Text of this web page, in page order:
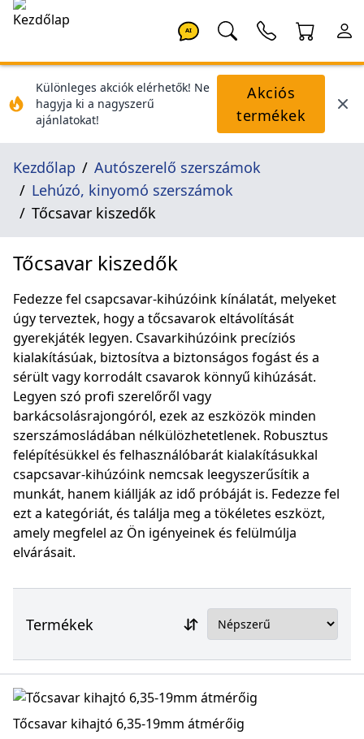
AI
Különleges akciók elérhetők! Ne
hagyja ki a nagyszerű
ajánlatokat!
Akciós
termékek
Kezdőlap
Autószerelő szerszámok
Lehúzó, kinyomó szerszámok
Tőcsavar kiszedők
Tőcsavar kiszedők
Fedezze fel csapcsavar-kihúzóink kínálatát, melyeket
úgy terveztek, hogy a tőcsavarok eltávolítását
gyerekjáték legyen. Csavarkihúzóink precíziós
kialakításúak, biztosítva a biztonságos fogást és a
sérült vagy korrodált csavarok könnyű kihúzását.
Legyen szó profi szerelőről vagy
barkácsolásrajongóról, ezek az eszközök minden
szerszámosládában nélkülözhetetlenek. Robusztus
felépítésükkel és felhasználóbarát kialakításukkal
csapcsavar-kihúzóink nemcsak leegyszerűsítik a
munkát, hanem kiállják az idő próbáját is. Fedezze fel
ezt a kategóriát, és találja meg a tökéletes eszközt,
amely megfelel az Ön igényeinek és felülmúlja
elvárásait.
Termékek
Tőcsavar kihajtó 6,35-19mm átmérőig